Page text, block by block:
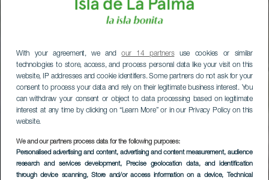
With your agreement, we andour 14 partnersuse cookies or similar
technologies to store, access, and process personal data like your visit on this
website, IP addresses and cookie identifiers. Some partners do not ask for your
consent to process your data and rely on their legitimate business interest. You
can withdraw your consent or object to data processing based on legitimate
interest at any time by clicking on “Learn More” or in our Privacy Policy on this
website.
We and our partners process data for the following purposes:
Personalised advertising and content, advertising and content measurement, audience
research and services development, Precise geolocation data, and identification
through device scanning, Store and/or access information on a device, Technical